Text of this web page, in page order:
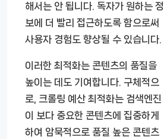
해서는 안 됩니다. 독자가 원하는 정
보에 더 빨리 접근하도록 함으로써
사용자 경험도 향상될 수 있습니다.
이러한 최적화는 콘텐츠의 품질을
높이는 데도 기여합니다. 구체적으
로, 크롤링 예산 최적화는 검색엔진
이 보다 중요한 콘텐츠에 집중하게
하여 암묵적으로 품질 높은 콘텐츠